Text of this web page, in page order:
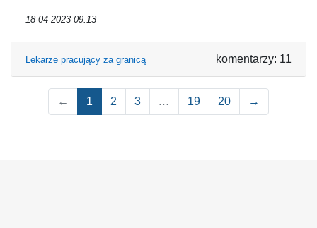
18-04-2023 09:13
Lekarze pracujący za granicą komentarzy: 11
← 1 2 3 … 19 20 →